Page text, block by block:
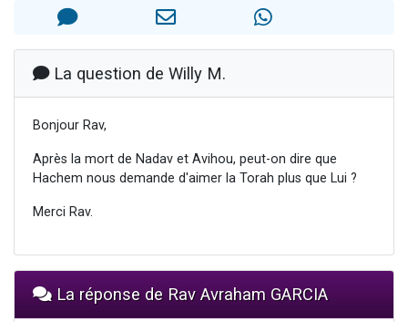
3 personnes viennent de faire un don pour Événements Torah-Box
Il reste 49 places pour étudier en groupe sur Zoom
La question de Willy M.
Bonjour Rav,
Après la mort de Nadav et Avihou, peut-on dire que
Hachem nous demande d'aimer la Torah plus que Lui ?
Merci Rav.
La réponse de Rav Avraham GARCIA